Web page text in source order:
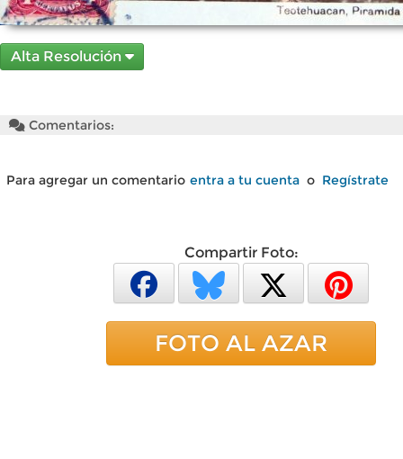
Alta Resolución
Comentarios:
Para agregar un comentario entra a tu cuenta o Regístrate
Compartir Foto:
FOTO AL AZAR